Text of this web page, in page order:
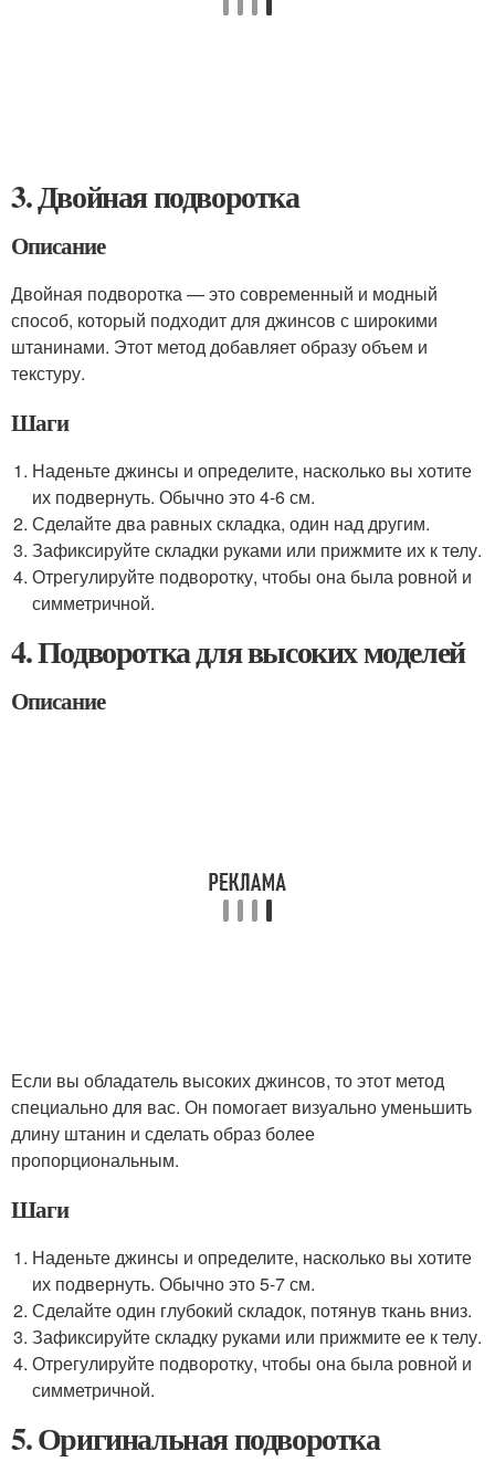
3. Двойная подворотка
Описание
Двойная подворотка — это современный и модный
способ, который подходит для джинсов с широкими
штанинами. Этот метод добавляет образу объем и
текстуру.
Шаги
Наденьте джинсы и определите, насколько вы хотите
их подвернуть. Обычно это 4-6 см.
Сделайте два равных складка, один над другим.
Зафиксируйте складки руками или прижмите их к телу.
Отрегулируйте подворотку, чтобы она была ровной и
симметричной.
4. Подворотка для высоких моделей
Описание
Если вы обладатель высоких джинсов, то этот метод
специально для вас. Он помогает визуально уменьшить
длину штанин и сделать образ более
пропорциональным.
Шаги
Наденьте джинсы и определите, насколько вы хотите
их подвернуть. Обычно это 5-7 см.
Сделайте один глубокий складок, потянув ткань вниз.
Зафиксируйте складку руками или прижмите ее к телу.
Отрегулируйте подворотку, чтобы она была ровной и
симметричной.
5. Оригинальная подворотка